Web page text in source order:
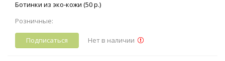
Ботинки из эко-кожи (50 р.)
Розничные:
Подписаться Нет в наличии